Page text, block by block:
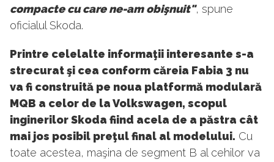
compacte cu care ne-am obişnuit", spune
oficialul Skoda.
Printre celelalte informaţii interesante s-a
strecurat şi cea conform căreia Fabia 3 nu
va fi construită pe noua platformă modulară
MQB a celor de la Volkswagen, scopul
inginerilor Skoda fiind acela de a păstra cât
mai jos posibil preţul final al modelului. Cu
toate acestea, maşina de segment B al cehilor va